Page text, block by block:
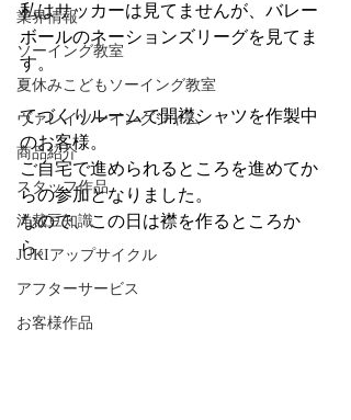
業界情報
ソーイング教室
夏休みこどもソーイング教室
ヴァレイソーイングジャム
商品紹介
スタッフ作品
洋裁豆知識
JUKIアップサイクル
アフターサービス
お客様作品
私はサッカーは見てませんが、バレー
ボールのネーションズリーグを見てま
す。
てづくりルームで開襟シャツを作製中
のお客様。
ご自宅で進められるところを進めてか
らの参加となりました。
なので、この日は襟を作るところか
ら。